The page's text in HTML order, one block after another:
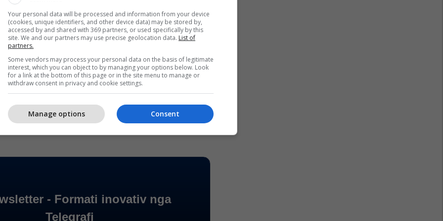
të gjitha palët dhe e pamë që problemi të
afatgjate. Gjetëm mundësi, mbështetje të plotë
për zgjidhje afatgjate të problemit. Tashmë
lokale ka filluar një projekt i tillë", pohoi Trajan
Siniçan, për momentin janë ndaluar punimet
vendbanimi dhe polici vazhdon të qëndrojë
Your personal data will be processed and information from your device
(cookies, unique identifiers, and other device data) may be stored by,
accessed by and shared with 369 partners, or used specifically by this
site. We and our partners may use precise geolocation data. List of
partners.
Some vendors may process your personal data on the basis of legitimate
interest, which you can object to by managing your options below. Look
for a link at the bottom of this page or in the site menu to manage or
withdraw consent in privacy and cookie settings.
Consent
Manage options